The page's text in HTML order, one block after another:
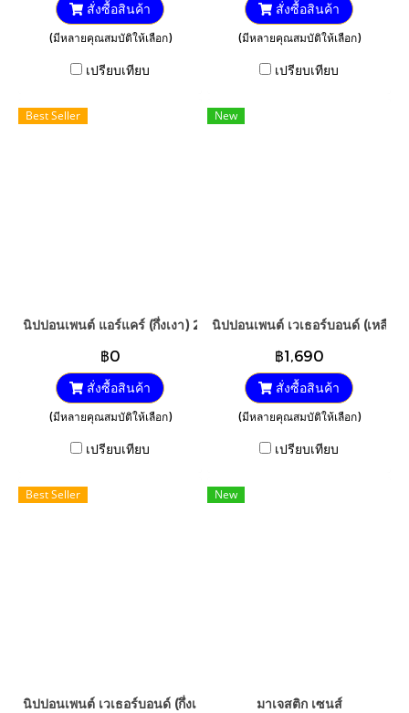
สั่งซื้อสินค้า
(มีหลายคุณสมบัติให้เลือก)
เปรียบเทียบ
สั่งซื้อสินค้า
(มีหลายคุณสมบัติให้เลือก)
เปรียบเทียบ
Best Seller
นิปปอนเพนต์ แอร์แคร์ (กึ่งเงา) 2.5GL.
฿0
สั่งซื้อสินค้า
(มีหลายคุณสมบัติให้เลือก)
เปรียบเทียบ
New
นิปปอนเพนต์ เวเธอร์บอนด์ (เหลือบ
฿1,690
สั่งซื้อสินค้า
(มีหลายคุณสมบัติให้เลือก)
เปรียบเทียบ
Best Seller
นิปปอนเพนต์ เวเธอร์บอนด์ (กึ่งเงา) 2.5GL
New
มาเจสติก เซนส์